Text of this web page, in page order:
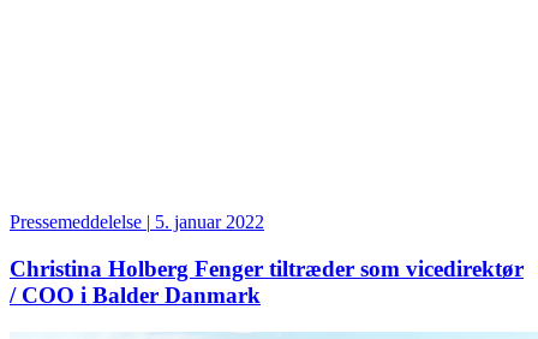
Pressemeddelelse | 5. januar 2022
Christina Holberg Fenger tiltræder som vicedirektør
/ COO i Balder Danmark